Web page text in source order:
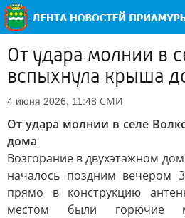
От удара молнии в
вспыхнула крыша
4 июня 2026, 11:48 СМИ
От удара молнии в селе
дома
Возгорание в двухэтажном
началось поздним вечером
прямо в конструкцию
местом были горючие